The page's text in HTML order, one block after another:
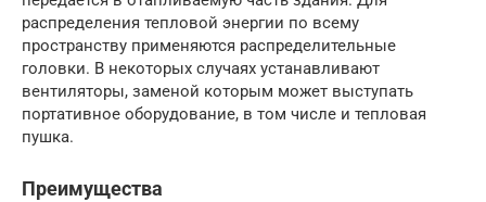
распределения тепловой энергии по всему
пространству применяются распределительные
головки. В некоторых случаях устанавливают
вентиляторы, заменой которым может выступать
портативное оборудование, в том числе и тепловая
пушка.
Преимущества